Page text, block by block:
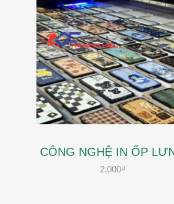
CÔNG NGHỆ IN ỐP
2,000₫